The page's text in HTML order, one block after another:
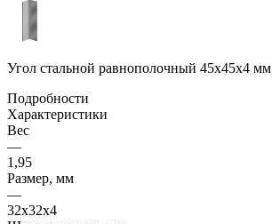
Угол стальной равнополочный 45х45х4 мм
Подробности
Характеристики
Вес
—
1,95
Размер, мм
—
32x32x4